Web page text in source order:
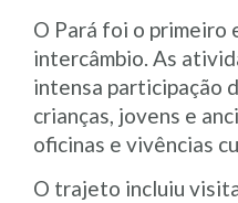
O Pará foi o primeiro
intercâmbio. As
intensa participação
crianças, jovens e
oficinas e vivências
O trajeto incluiu